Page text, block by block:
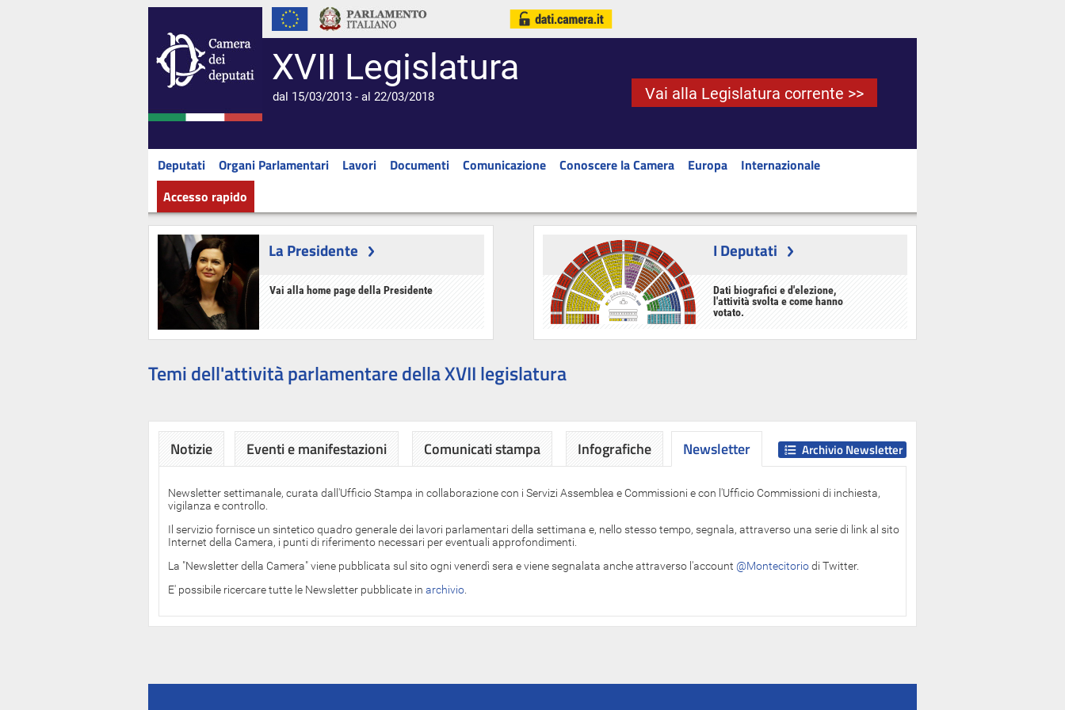
XVII Legislatura
dal 15/03/2013 - al 22/03/2018 Vai alla Legislatura corrente >>
Deputati Organi Parlamentari Lavori Documenti Comunicazione Conoscere la Camera Europa
Internazionale
Accesso rapido
La Presidente
Vai alla home page della Presidente
I Deputati
Dati biografici e d'elezione,
l'attività svolta e come hanno
votato.
Temi dell'attività parlamentare della XVII legislatura
Notizie Eventi e manifestazioni Comunicati stampa Infografiche Newsletter
Newsletter
Newsletter settimanale, curata dall'Ufficio Stampa in collaborazione con i Servizi Assemblea e Commissioni e con l'Ufficio Commissioni di inchiesta,
vigilanza e controllo.
Il servizio fornisce un sintetico quadro generale dei lavori parlamentari della settimana e, nello stesso tempo, segnala, attraverso una serie di link al sito
Internet della Camera, i punti di riferimento necessari per eventuali approfondimenti.
La "Newsletter della Camera" viene pubblicata sul sito ogni venerdì sera e viene segnalata anche attraverso l'account @Montecitoriodi Twitter.
E' possibile ricercare tutte le Newsletter pubblicate in archivio
Archivio Newsletter